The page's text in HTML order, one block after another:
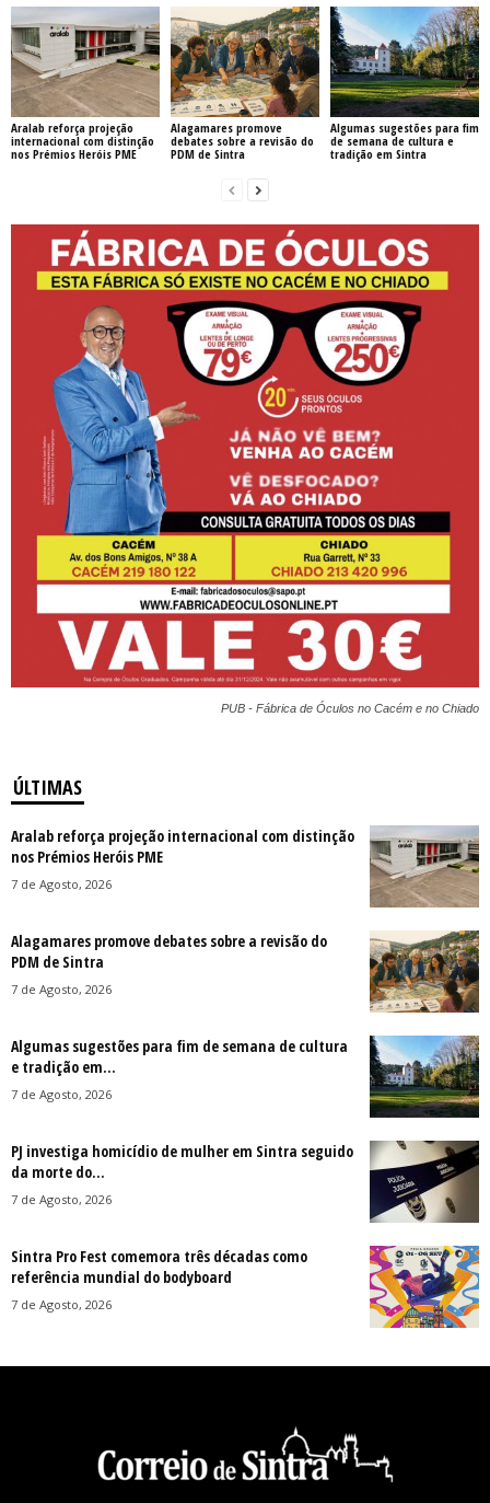
Aralab reforça projeção
internacional com distinção
nos Prémios Heróis PME
Alagamares promove
debates sobre a revisão do
PDM de Sintra
Algumas sugestões para fim
de semana de cultura e
tradição em Sintra
PUB - Fábrica de Óculos no Cacém e no Chiado
ÚLTIMAS
Aralab reforça projeção internacional com distinção
nos Prémios Heróis PME
7 de Agosto, 2026
Alagamares promove debates sobre a revisão do
PDM de Sintra
7 de Agosto, 2026
Algumas sugestões para fim de semana de cultura
e tradição em...
7 de Agosto, 2026
PJ investiga homicídio de mulher em Sintra seguido
da morte do...
7 de Agosto, 2026
Sintra Pro Fest comemora três décadas como
referência mundial do bodyboard
7 de Agosto, 2026